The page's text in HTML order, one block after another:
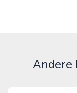
Andere